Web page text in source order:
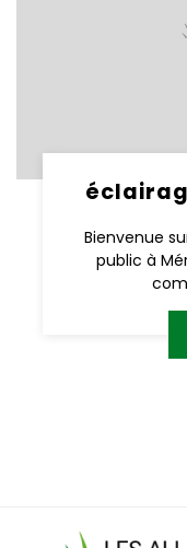
Bienvenue
public à